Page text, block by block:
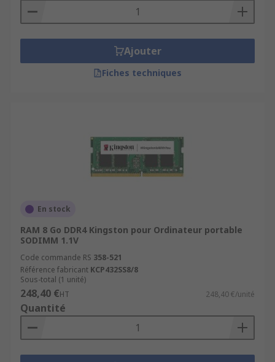
Ajouter
Fiches techniques
En stock
RAM 8 Go DDR4 Kingston pour Ordinateur portable
SODIMM 1.1V
Code commande RS 358-521
Référence fabricant KCP432SS8/8
Sous-total (1 unité)
248,40 €HT 248,40 €/unité
Quantité